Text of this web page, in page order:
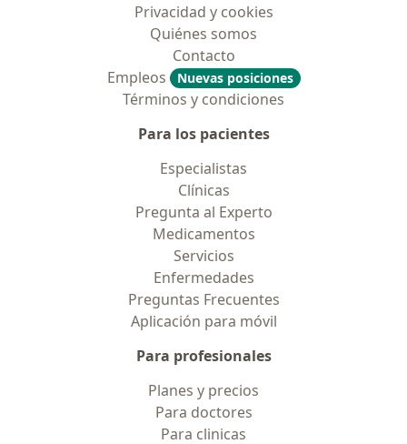
Privacidad y cookies
Quiénes somos
Contacto
Empleos
Nuevas posiciones
Términos y condiciones
Para los pacientes
Especialistas
Clínicas
Pregunta al Experto
Medicamentos
Servicios
Enfermedades
Preguntas Frecuentes
Aplicación para móvil
Para profesionales
Planes y precios
Para doctores
Para clinicas